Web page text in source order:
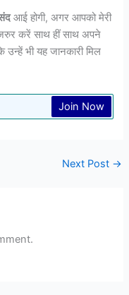
आई होगी, अगर आपको मेरी
करें साथ हीं साथ अपने
भी यह जानकारी मिल
Join Now
Next Post →